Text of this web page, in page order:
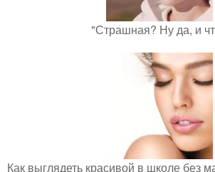
"Страшная? Ну да, и
Как выглядеть красивой в школе без